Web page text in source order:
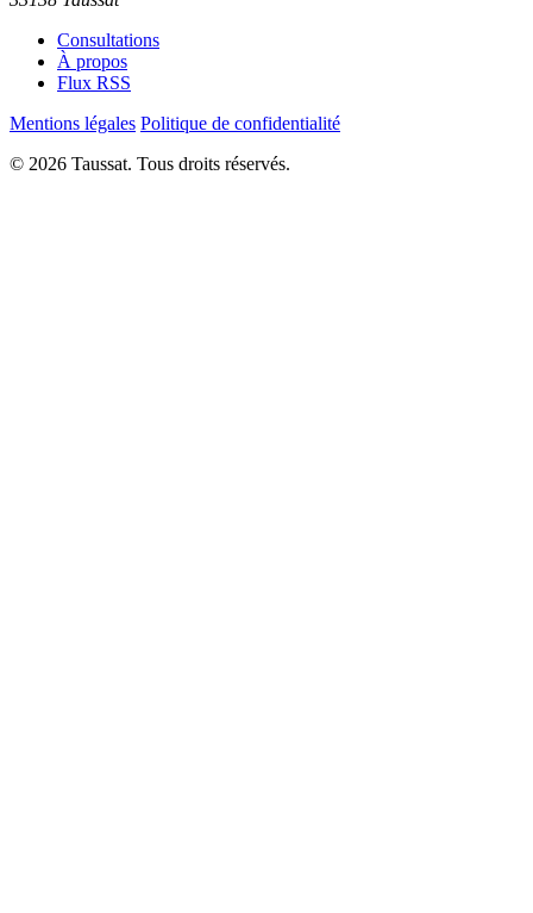
Consultations
À propos
Flux RSS
Mentions légales Politique de confidentialité
© 2026 Taussat. Tous droits réservés.